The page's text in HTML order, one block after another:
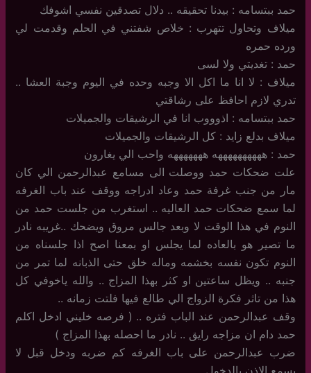
حمد ببتسامه : بيدنا تحقيقه .. دلال تصدقين نفسي اشوفك
ميلاف وتحاول تتهرب : خلاص شفتني في الحلم وقدمت لي
ورده حمره
حمد : تغديتي ولا لسى
ميلاف : لا انا ما اكل الا وجبه وحده في اليوم وجبة العشا ..
تدري لازم احافظ على رشاقتي
حمد ببتسامه : اذوووب انا في الرشيقات والجميلات
ميلاف بدلع زايد : كل الرشيقات والجميلات
حمد : ههههههههههه هههههههه واحب الي يغارون
علت ضحكات حمد ووصلت الى مسامع عبدالرحمن الي كان
مار من جنب غرفة حمد وعاد ادراجه ووقف عند باب الغرفه
لما سمع ضحكات حمد العاليه .. استغرب من جلست حمد من
النوم في هذا الوقت لا وبعد جالس مروق ويضحك ..غريبه نادر
ما تصير هو بالعاده لما يجلس او بمعنا اصح اذا جلسناه من
النوم تكون نفسه بخشمه وماله خلق حتى الذبانه لما تمر من
جنبه .. ويظل ساعتين او كثر بهذا المزاج .. والله ياخوفي كل
هذا من تاثر فكرة الزواج الي طالع فيها فلتت زمانه ..
وقف عبدالرحمن عند الباب فتره .. ( فرصه خليني ادخل اكلم
حمد دام ان مزاجه رايق .. نادر ما احصله بهذا المزاج )
ضرب عبدالرحمن على باب الغرفه كم ضربه ودخل قبل لا